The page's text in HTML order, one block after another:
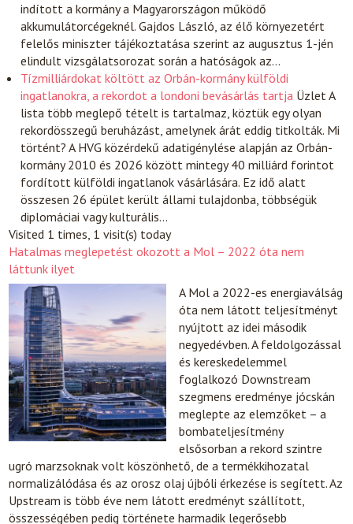
indított a kormány a Magyarországon működő
akkumulátorcégeknél. Gajdos László, az élő környezetért
felelős miniszter tájékoztatása szerint az augusztus 1-jén
elindult vizsgálatsorozat során a hatóságok az…
Tízmilliárdokat költött az Orbán-kormány külföldi
ingatlanokra, a rekordot a londoni bevásárlás tartja ÜzletA
lista több meglepő tételt is tartalmaz, köztük egy olyan
rekordösszegű beruházást, amelynek árát eddig titkolták. Mi
történt? A HVG közérdekű adatigénylése alapján az Orbán-
kormány 2010 és 2026 között mintegy 40 milliárd forintot
fordított külföldi ingatlanok vásárlására. Ez idő alatt
összesen 26 épület került állami tulajdonba, többségük
diplomáciai vagy kulturális…
Visited 1 times, 1 visit(s) today
Hatalmas meglepetést okozott a Mol – 2022 óta nem
láttunk ilyet
A Mol a 2022-es energiaválság
óta nem látott teljesítményt
nyújtott az idei második
negyedévben. A feldolgozással
és kereskedelemmel
foglalkozó Downstream
szegmens eredménye jócskán
meglepte az elemzőket – a
bombateljesítmény
elsősorban a rekord szintre
ugró marzsoknak volt köszönhető, de a termékkihozatal
normalizálódása és az orosz olaj újbóli érkezése is segített. Az
Upstream is több éve nem látott eredményt szállított,
összességében pedig története harmadik legerősebb